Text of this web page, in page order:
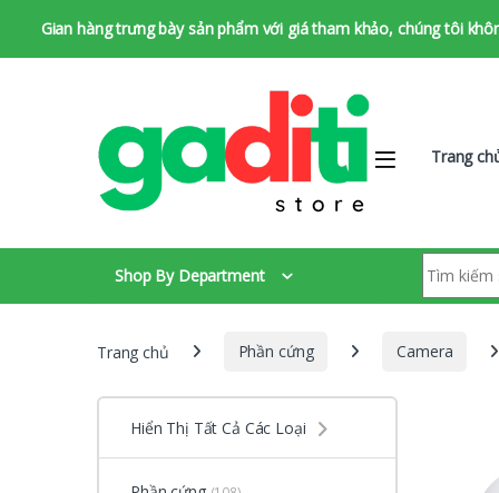
Gian hàng trưng bày sản phẩm với giá tham khảo, chúng tôi
Trang
Shop By Department
Tìm kiếm:
Trang chủ Phần cứng Camera
Hiển Thị Tất Cả Các Loại